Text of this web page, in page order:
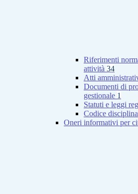
Riferimenti
attività 34
Atti
Documenti di
gestionale 1
Statuti e leggi
Codice
Oneri informativi per